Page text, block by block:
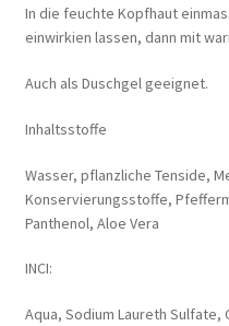
In die feuchte Kopfhaut
einwirkien lassen, dann mit
Auch als Duschgel geeignet.
Inhaltsstoffe
Wasser, pflanzliche Tenside,
Konservierungsstoffe,
Panthenol, Aloe Vera
INCI:
Aqua, Sodium Laureth